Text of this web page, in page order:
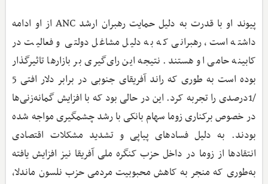
پیوند او با قدرت به دلیل حمایت رهبران ارشد ANC از او ادامه
داشته است، رهبرانی که به دلیل مشاغل دولتی و فعالیت در
کابینه حامی او هستند. نتیجه این رای‌گیری بر بازارها تاثیرگذار
بوده است به طوری که راند آفریقای جنوبی در برابر دلار افتی 5
/1‌درصدی را تجربه کرد. این در حالی بود که با افزایش گمانه‌زنی‌ها
در خصوص برکناری زوما سهام بانکی با رشد چشمگیری مواجه شده
بودند. به دلیل فسادهای پیاپی و تشدید مشکلات اقتصادی
انتقادها از زوما در داخل حزب کنگره ملی آفریقا نیز افزایش یافته
به‌طوری که منجر به کاهش محبوبیت مردمی حزب نلسون ماندلا،